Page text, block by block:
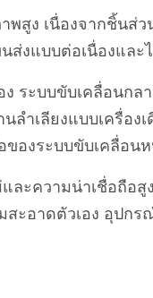
พสูง เนื่องจากชิ้นส่
งแบบต่อเนื่องและ
ระบบขับเคลื่อนก
ลำเลียงแบบเครื่อ
ของระบบขับเคลื่อน
ละความน่าเชื่อถือ
ะอาดตัวเอง อุปกร